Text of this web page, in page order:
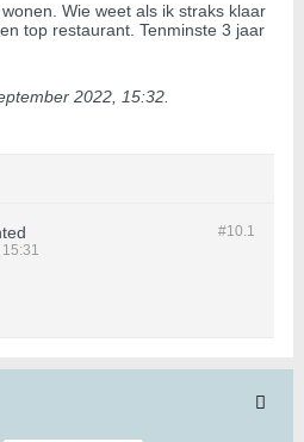
Wie weet als ik straks klaar
top restaurant. Tenminste 3 jaar
2022, 15:32
#10.1